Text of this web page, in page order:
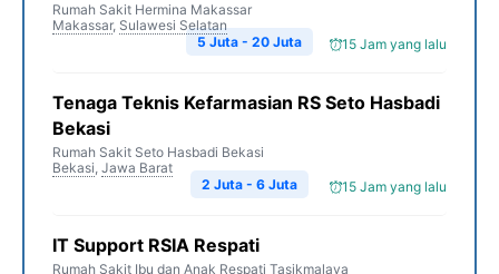
Rumah Sakit Hermina Makassar
Makassar, Sulawesi Selatan
15 Jam yang lalu
5 Juta - 20 Juta
Tenaga Teknis Kefarmasian RS Seto Hasbadi
Bekasi
Rumah Sakit Seto Hasbadi Bekasi
Bekasi, Jawa Barat
15 Jam yang lalu
2 Juta - 6 Juta
IT Support RSIA Respati
Rumah Sakit Ibu dan Anak Respati Tasikmalaya